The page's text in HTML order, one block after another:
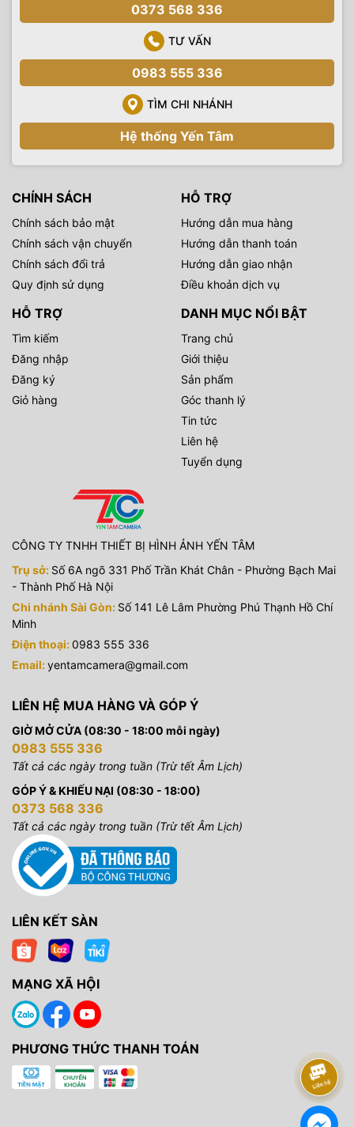
0373 568 336
TƯ VẤN
0983 555 336
TÌM CHI NHÁNH
Hệ thống Yến Tâm
CHÍNH SÁCH
Chính sách bảo mật
Chính sách vận chuyển
Chính sách đổi trả
Quy định sử dụng
HỖ TRỢ
Hướng dẫn mua hàng
Hướng dẫn thanh toán
Hướng dẫn giao nhận
Điều khoản dịch vụ
HỖ TRỢ
Tìm kiếm
Đăng nhập
Đăng ký
Giỏ hàng
DANH MỤC NỔI BẬT
Trang chủ
Giới thiệu
Sản phẩm
Góc thanh lý
Tin tức
Liên hệ
Tuyển dụng
CÔNG TY TNHH THIẾT BỊ HÌNH ẢNH YẾN TÂM
Trụ sở: Số 6A ngõ 331 Phố Trần Khát Chân - Phường Bạch Mai
- Thành Phố Hà Nội
Chi nhánh Sài Gòn: Số 141 Lê Lâm Phường Phú Thạnh Hồ Chí
Minh
Điện thoại:0983 555 336
Email:yentamcamera@gmail.com
LIÊN HỆ MUA HÀNG VÀ GÓP Ý
GIỜ MỞ CỬA (08:30 - 18:00 mỗi ngày)
0983 555 336
Tất cả các ngày trong tuần (Trừ tết Âm Lịch)
GÓP Ý & KHIẾU NẠI (08:30 - 18:00)
0373 568 336
Tất cả các ngày trong tuần (Trừ tết Âm Lịch)
LIÊN KẾT SÀN
MẠNG XÃ HỘI
PHƯƠNG THỨC THANH TOÁN